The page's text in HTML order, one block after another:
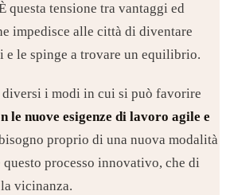
questa tensione tra vantaggi ed
impedisce alle città di diventare
e le spinge a trovare un equilibrio.
i modi in cui si può favorire
le nuove esigenze di lavoro agile e
proprio di una nuova modalità
processo innovativo, che di
vicinanza.